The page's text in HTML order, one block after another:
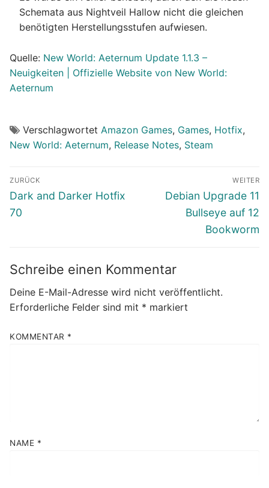
Schemata aus Nightveil Hallow nicht die gleichen
benötigten Herstellungsstufen aufwiesen.
Quelle: New World: Aeternum Update 1.1.3 –
Neuigkeiten | Offizielle Website von New World:
Aeternum
Verschlagwortet Amazon Games, Games, Hotfix,
New World: Aeternum, Release Notes, Steam
Beitragsnavigation
ZURÜCK
Vorheriger
Beitrag:
Dark and Darker Hotfix
70
WEITER
Nächster
Beitrag:
Debian Upgrade 11
Bullseye auf 12
Bookworm
Schreibe einen Kommentar
Deine E-Mail-Adresse wird nicht veröffentlicht.
Erforderliche Felder sind mit * markiert
KOMMENTAR *
NAME *